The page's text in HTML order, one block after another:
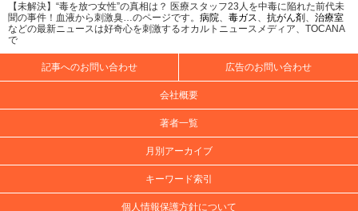
【未解決】“毒を放つ女性”の真相は？ 医療スタッフ23人を中毒に陥れた前代未
聞の事件！血液から刺激臭…のページです。 病院、 毒ガス、 抗がん剤 、 治療室
などの最新ニュースは好奇心を刺激するオカルトニュースメディア、TOCANA
で
記事へのお問い合わせ 広告のお問い合わせ
会社概要
著者一覧
月別アーカイブ
キーワード索引
個人情報保護方針について